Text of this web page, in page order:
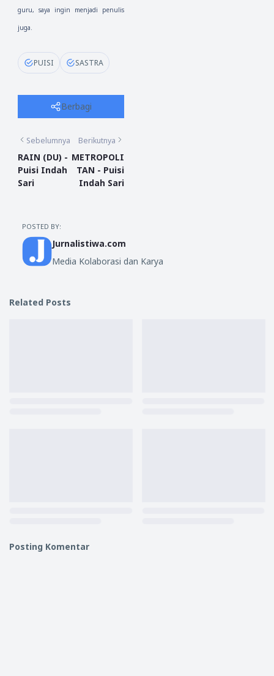
guru, saya ingin menjadi penulis
juga.
PUISI SASTRA
Berbagi
Sebelumnya
RAIN (DU) -
Puisi Indah
Sari
Berikutnya
METROPOLI
TAN - Puisi
Indah Sari
POSTED BY:
Jurnalistiwa.com
Media Kolaborasi dan Karya
Related Posts
Posting Komentar